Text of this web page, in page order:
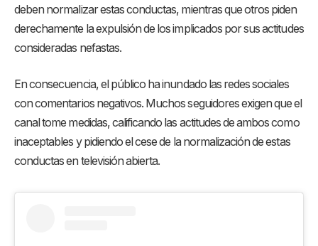
deben normalizar estas conductas, mientras que otros piden
derechamente la expulsión de los implicados por sus actitudes
consideradas nefastas.
En consecuencia, el público ha inundado las redes sociales
con comentarios negativos. Muchos seguidores exigen que el
canal tome medidas, calificando las actitudes de ambos como
inaceptables y pidiendo el cese de la normalización de estas
conductas en televisión abierta.